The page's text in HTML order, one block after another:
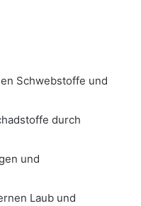
Schwebstoffe und
durch
und
Laub und